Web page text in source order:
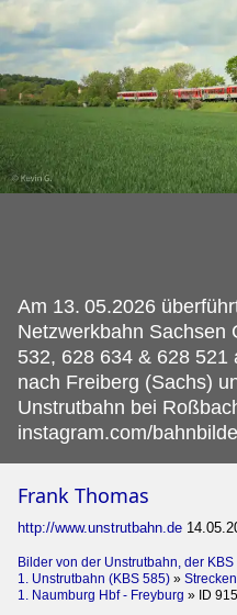
Am 13. 05.2026
Netzwerkbahn Sachsen
532, 628 634 & 628
nach Freiberg (Sachs)
Unstrutbahn bei
instagram.com/
Frank Thomas
http://www.unstrutbahn.de
Bilder von der Unstrutbahn, der
1. Unstrutbahn (KBS 585) »
1. Naumburg Hbf - Freyburg » ID